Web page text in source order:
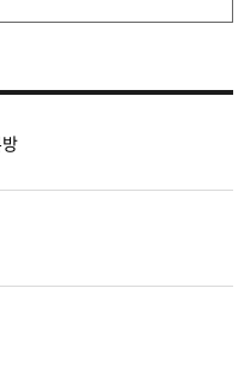
NVDA